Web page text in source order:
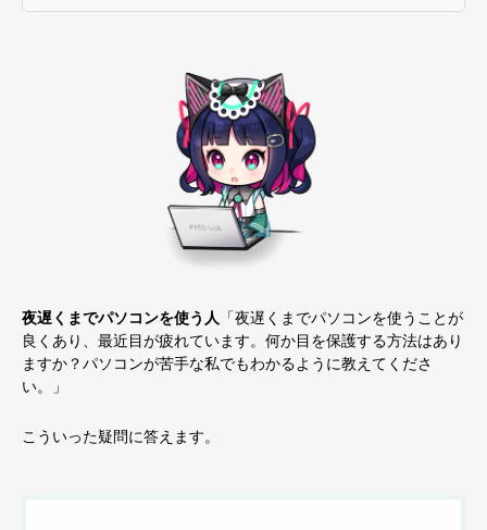
夜遅くまでパソコンを使う人 「夜遅くまでパソコンを使うことが
良くあり、最近目が疲れています。何か目を保護する方法はあり
ますか？パソコンが苦手な私でもわかるように教えてくださ
い。」
こういった疑問に答えます。